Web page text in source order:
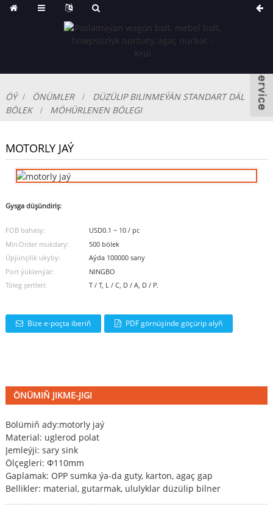
ÖÝ ÖNÜMLER
DÜZÜLIP BILINMEÝÄN STANDART DÄL
BÖLEK
MÖHÜRLENEN BÖLEGI
MOTORLY JAÝ
Gysga düşündiriş:
FOB bahasy:
USD0.1 ~ 10 / pc
Min.Order mukdary:
500 bölek
Üpjünçilik ukyby:
Aýda 100000 sany
Port ýüklenýär:
NINGBO
Töleg şertleri:
T / T, L / C, D / A, D / P.
Bize e-poçta iberiň PDF görnüşinde göçürip alyň
ÖNÜMIŇ JIKME-JIGI
Bölümiň ady:motorly jaý
Material: uglerod polat
Jemleýji: sary sink
Ölçegleri: Φ110mm
Gaplamak: OPP sumka ýa-da guty, karton, agaç gap
Bellikler: material, gutarmak, ululyklar düzülip bilner